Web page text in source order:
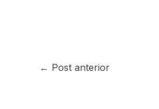
← Post anterior